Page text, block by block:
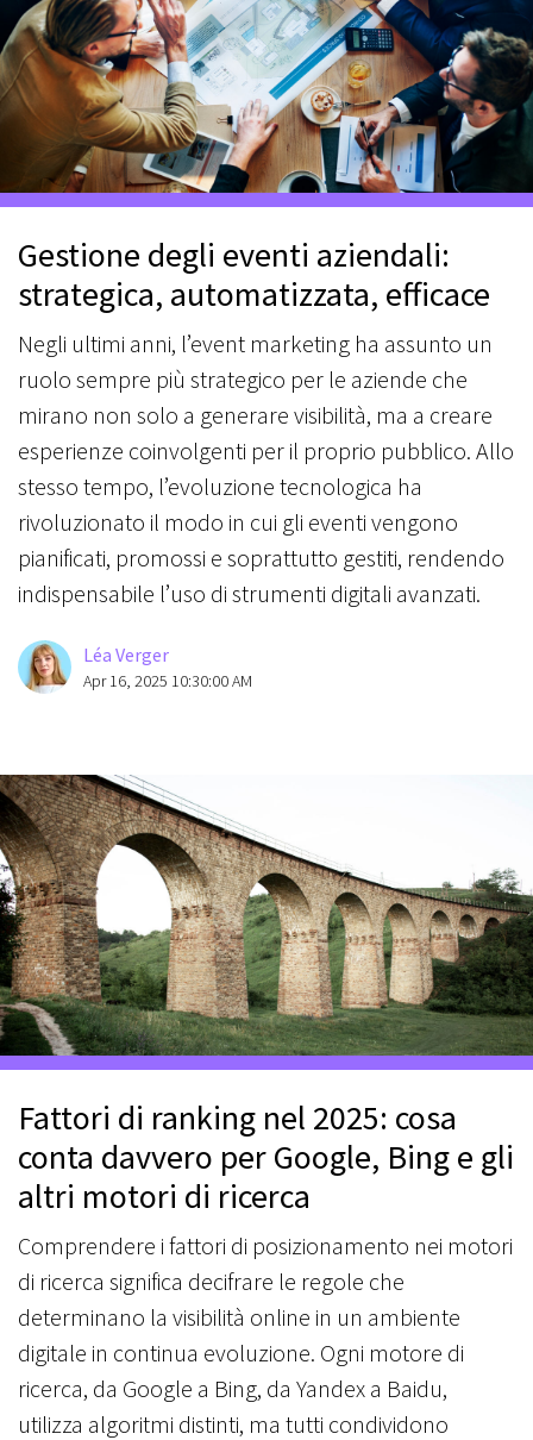
Gestione degli eventi aziendali:
strategica, automatizzata, efficace
Negli ultimi anni, l’event marketing ha assunto un
ruolo sempre più strategico per le aziende che
mirano non solo a generare visibilità, ma a creare
esperienze coinvolgenti per il proprio pubblico. Allo
stesso tempo, l’evoluzione tecnologica ha
rivoluzionato il modo in cui gli eventi vengono
pianificati, promossi e soprattutto gestiti, rendendo
indispensabile l’uso di strumenti digitali avanzati.
Léa Verger
Apr 16, 2025 10:30:00 AM
Fattori di ranking nel 2025: cosa
conta davvero per Google, Bing e gli
altri motori di ricerca
Comprendere i fattori di posizionamento nei motori
di ricerca significa decifrare le regole che
determinano la visibilità online in un ambiente
digitale in continua evoluzione. Ogni motore di
ricerca, da Google a Bing, da Yandex a Baidu,
utilizza algoritmi distinti, ma tutti condividono